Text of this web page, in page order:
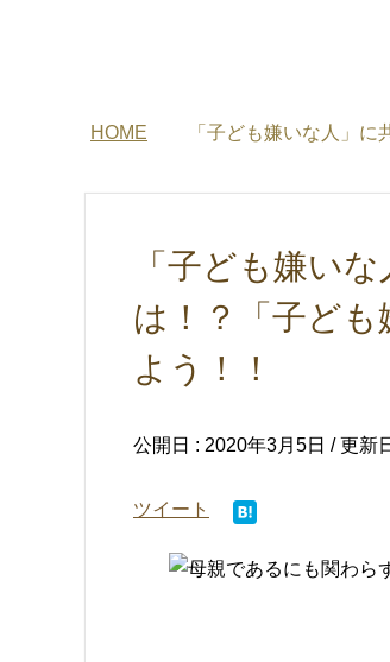
HOME 「子ども嫌いな人」
「子ども嫌い
は！？「子ど
よう！！
公開日 : 2020年3月5日 / 更新
ツイート